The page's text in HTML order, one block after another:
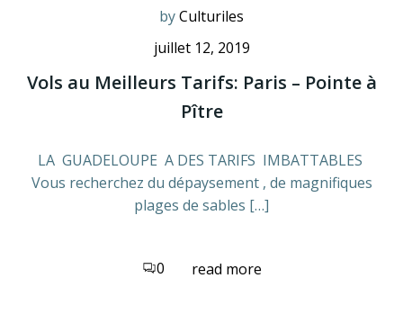
byCulturiles
juillet 12, 2019
Vols au Meilleurs Tarifs: Paris – Pointe à
Pître
LA GUADELOUPE A DES TARIFS IMBATTABLES
Vous recherchez du dépaysement , de magnifiques
plages de sables […]
0 read more